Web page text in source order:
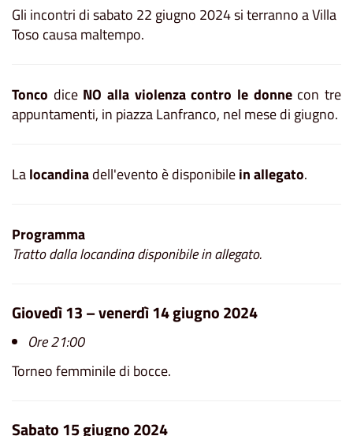
Gli incontri di sabato 22 giugno 2024 si terranno a Villa
Toso causa maltempo.
Tonco dice NO alla violenza contro le donnecon tre
appuntamenti, in piazza Lanfranco, nel mese di giugno.
Lalocandinadell'evento è disponibilein allegato.
Programma
Tratto dalla locandina disponibile in allegato.
Giovedì 13 – venerdì 14 giugno 2024
Ore 21:00
Torneo femminile di bocce.
Sabato 15 giugno 2024